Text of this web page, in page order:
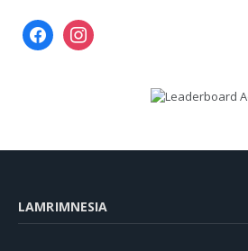
facebookinstagram
LAMRIMNESIA